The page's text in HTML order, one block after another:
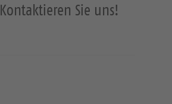
Kontaktieren Sie uns!